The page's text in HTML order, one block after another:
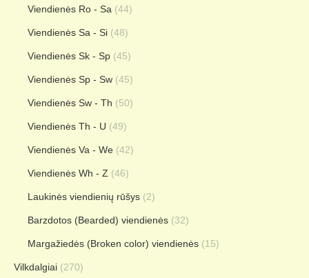
Viendienės Ro - Sa (44)
Viendienės Sa - Si (48)
Viendienės Sk - Sp (45)
Viendienės Sp - Sw (45)
Viendienės Sw - Th (50)
Viendienės Th - U (49)
Viendienės Va - We (42)
Viendienės Wh - Z (46)
Laukinės viendienių rūšys (2)
Barzdotos (Bearded) viendienės (32)
Margažiedės (Broken color) viendienės (15)
Vilkdalgiai (270)